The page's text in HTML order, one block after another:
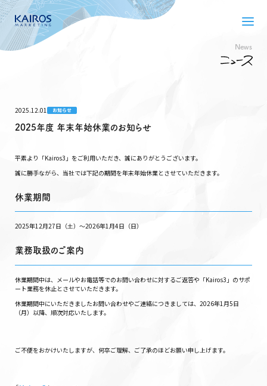
News
2025.12.01 お知らせ
2025年度 年末年始休業のお知らせ
平素より「Kairos3」をご利用いただき、誠にありがとうございます。
誠に勝手ながら、当社では下記の期間を年末年始休業とさせていただきます。
休業期間
2025年12月27日（土）〜2026年1月4日（日）
業務取扱のご案内
休業期間中は、メールやお電話等でのお問い合わせに対するご返答や「Kairos3」のサポ
ート業務を休止とさせていただきます。
休業期間中にいただきましたお問い合わせやご連絡につきましては、2026年1月5日
（月）以降、順次対応いたします。
ご不便をおかけいたしますが、何卒ご理解、ご了承のほどお願い申し上げます。